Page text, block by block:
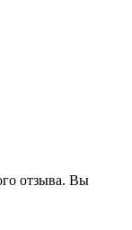
отзыва. Вы